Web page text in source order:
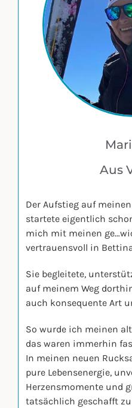
Aus
Der Aufstieg auf
startete eigentlich
mich mit meinen
vertrauensvoll in
Sie begleitete,
auf meinem Weg
auch konsequente Art
So wurde ich meinen
das waren immerhin
In meinen neuen
pure Lebensenergie,
Herzensmomente und
tatsächlich geschafft